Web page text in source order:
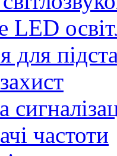
LED
для
частоти